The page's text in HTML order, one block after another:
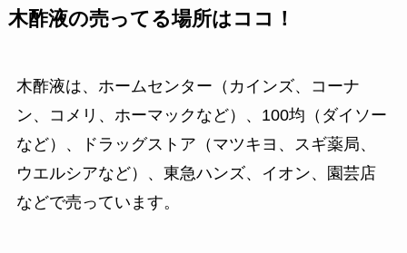
木酢液の売ってる場所はココ！
木酢液は、ホームセンター（カインズ、コーナ
ン、コメリ、ホーマックなど）、100均（ダイソー
など）、ドラッグストア（マツキヨ、スギ薬局、
ウエルシアなど）、東急ハンズ、イオン、園芸店
などで売っています。